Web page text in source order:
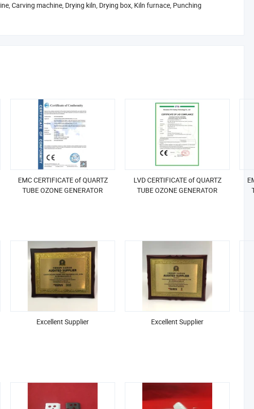
Carving machine, Drying kiln, Drying box, Kiln furnace, Punching
EMC CERTIFICATE of QUARTZ
TUBE OZONE GENERATOR
LVD CERTIFICATE of QUARTZ
TUBE OZONE GENERATOR
Excellent Supplier Excellent Supplier